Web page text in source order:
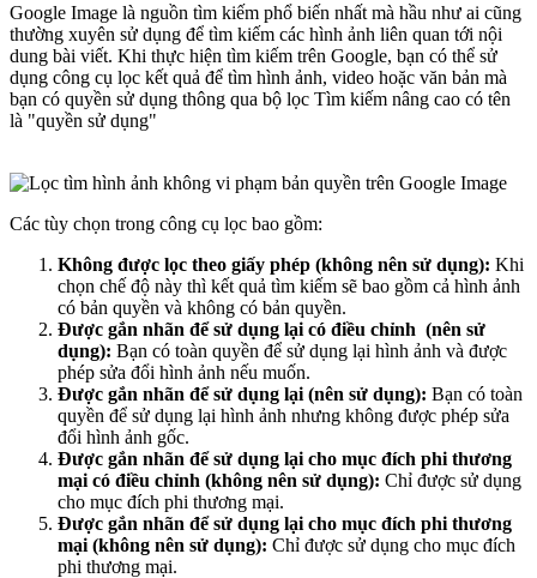
Google Image là nguồn tìm kiếm phổ biến nhất mà hầu như ai cũng
thường xuyên sử dụng để tìm kiếm các hình ảnh liên quan tới nội
dung bài viết. Khi thực hiện tìm kiếm trên Google, bạn có thể sử
dụng công cụ lọc kết quả để tìm hình ảnh, video hoặc văn bản mà
bạn có quyền sử dụng thông qua bộ lọc Tìm kiếm nâng cao có tên
là "quyền sử dụng"
Các tùy chọn trong công cụ lọc bao gồm:
Không được lọc theo giấy phép (không nên sử dụng): Khi
chọn chế độ này thì kết quả tìm kiếm sẽ bao gồm cả hình ảnh
có bản quyền và không có bản quyền.
Được gắn nhãn để sử dụng lại có điều chỉnh (nên sử
dụng): Bạn có toàn quyền để sử dụng lại hình ảnh và được
phép sửa đổi hình ảnh nếu muốn.
Được gắn nhãn để sử dụng lại (nên sử dụng): Bạn có toàn
quyền để sử dụng lại hình ảnh nhưng không được phép sửa
đổi hình ảnh gốc.
Được gắn nhãn để sử dụng lại cho mục đích phi thương
mại có điều chỉnh (không nên sử dụng): Chỉ được sử dụng
cho mục đích phi thương mại.
Được gắn nhãn để sử dụng lại cho mục đích phi thương
mại (không nên sử dụng): Chỉ được sử dụng cho mục đích
phi thương mại.